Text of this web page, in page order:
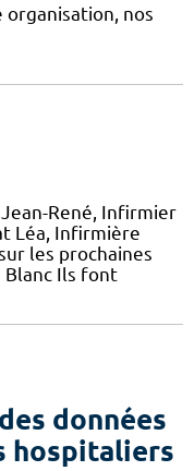
organisation, nos
Jean-René, Infirmier
Léa, Infirmière
les prochaines
Blanc Ils font
données
hospitaliers